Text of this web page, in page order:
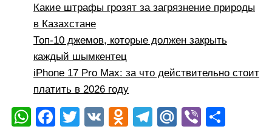
Какие штрафы грозят за загрязнение природы
в Казахстане
Топ-10 джемов, которые должен закрыть
каждый шымкентец
iPhone 17 Pro Max: за что действительно стоит
платить в 2026 году
W F
T
V
O
T
M Vi